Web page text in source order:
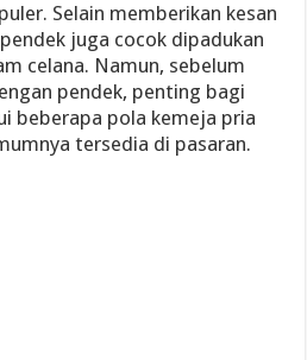
Selain memberikan kesan
juga cocok dipadukan
celana. Namun, sebelum
pendek, penting bagi
beberapa pola kemeja pria
tersedia di pasaran.